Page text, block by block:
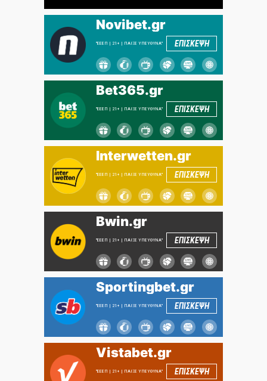
Novibet.gr
"ΕΕΕΠ | 21+ | ΠΑΙΞΕ ΥΠΕΥΘΥΝΑ" ΕΠΙΣΚΕΨΗ
Bet365.gr
"ΕΕΕΠ | 21+ | ΠΑΙΞΕ ΥΠΕΥΘΥΝΑ" ΕΠΙΣΚΕΨΗ
Interwetten.gr
"ΕΕΕΠ | 21+ | ΠΑΙΞΕ ΥΠΕΥΘΥΝΑ" ΕΠΙΣΚΕΨΗ
Bwin.gr
"ΕΕΕΠ | 21+ | ΠΑΙΞΕ ΥΠΕΥΘΥΝΑ" ΕΠΙΣΚΕΨΗ
Sportingbet.gr
"ΕΕΕΠ | 21+ | ΠΑΙΞΕ ΥΠΕΥΘΥΝΑ" ΕΠΙΣΚΕΨΗ
Vistabet.gr
"ΕΕΕΠ | 21+ | ΠΑΙΞΕ ΥΠΕΥΘΥΝΑ" ΕΠΙΣΚΕΨΗ